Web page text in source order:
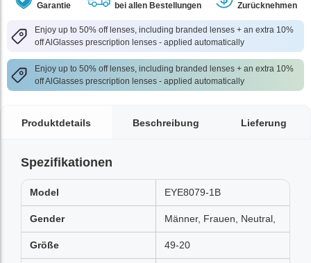
Garantie
bei allen Bestellungen
Zurücknehmen
Enjoy up to 50% off lenses, including branded lenses + an extra 10%
off AlGlasses prescription lenses - applied automatically
Enjoy up to 50% off lenses, including branded lenses + an extra 10%
off AlGlasses prescription lenses - applied automatically
Produktdetails Beschreibung Lieferung
Spezifikationen
Model EYE8079-1B
Gender Männer, Frauen, Neutral,
Größe 49-20